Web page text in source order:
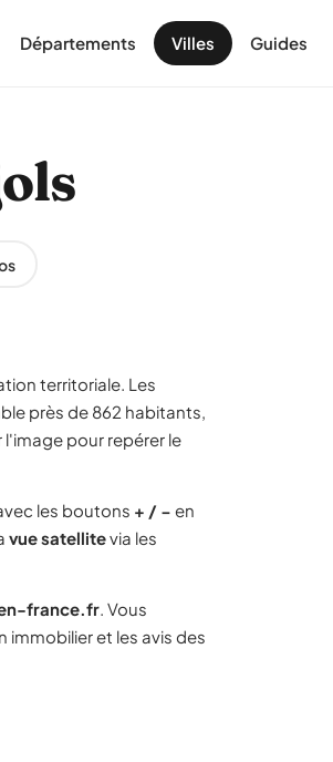
Départements Villes Guides
territoriale. Les
près de 862 habitants,
l'image pour repérer le
les boutons + / − en
vue satellitevia les
france.fr. Vous
et les avis des